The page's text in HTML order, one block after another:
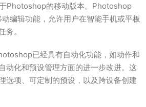
Photoshop的移动版本。Photoshop
编辑功能，允许用户在智能手机或平板
务。
已经具有自动化功能，如动作和
动化和预设管理方面的进一步改进。这
选项、可定制的预设，以及跨设备创建